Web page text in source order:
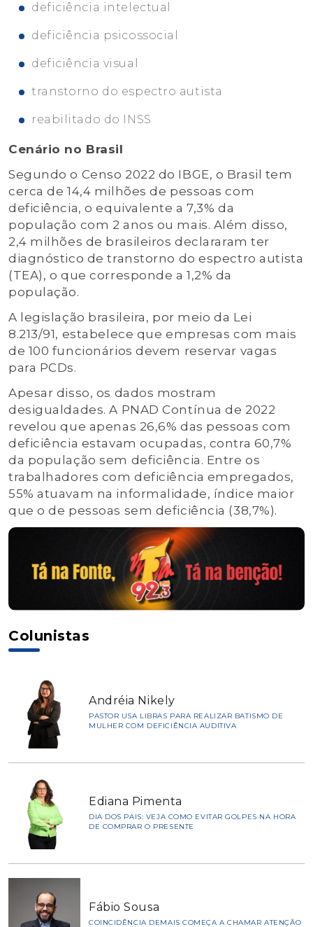
deficiência intelectual
deficiência psicossocial
deficiência visual
transtorno do espectro autista
reabilitado do INSS
Cenário no Brasil
Segundo o Censo 2022 do IBGE, o Brasil tem
cerca de 14,4 milhões de pessoas com
deficiência, o equivalente a 7,3% da
população com 2 anos ou mais. Além disso,
2,4 milhões de brasileiros declararam ter
diagnóstico de transtorno do espectro autista
(TEA), o que corresponde a 1,2% da
população.
A legislação brasileira, por meio da Lei
8.213/91, estabelece que empresas com mais
de 100 funcionários devem reservar vagas
para PCDs.
Apesar disso, os dados mostram
desigualdades. A PNAD Contínua de 2022
revelou que apenas 26,6% das pessoas com
deficiência estavam ocupadas, contra 60,7%
da população sem deficiência. Entre os
trabalhadores com deficiência empregados,
55% atuavam na informalidade, índice maior
que o de pessoas sem deficiência (38,7%).
Colunistas
Andréia Nikely
PASTOR USA LIBRAS PARA REALIZAR BATISMO DE
MULHER COM DEFICIÊNCIA AUDITIVA
Ediana Pimenta
DIA DOS PAIS: VEJA COMO EVITAR GOLPES NA HORA
DE COMPRAR O PRESENTE
Fábio Sousa
COINCIDÊNCIA DEMAIS COMEÇA A CHAMAR ATENÇÃO